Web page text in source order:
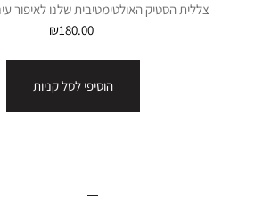
צללית הסטיק האולטימטיבית שלנו לאיפור
₪180.00
הוסיפי לסל קניות